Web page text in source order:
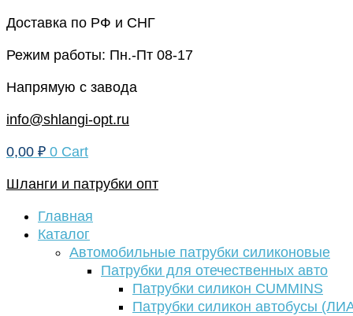
Перейти
содержимому
Доставка по РФ и СНГ
Режим работы: Пн.-Пт 08-17
Напрямую с завода
info@shlangi-opt.ru
0,00 ₽ 0 Cart
Шланги и патрубки опт
Главная
Каталог
Автомобильные патрубки силиконовые
Патрубки для отечественных авто
Патрубки силикон CUMMINS
Патрубки силикон автобусы